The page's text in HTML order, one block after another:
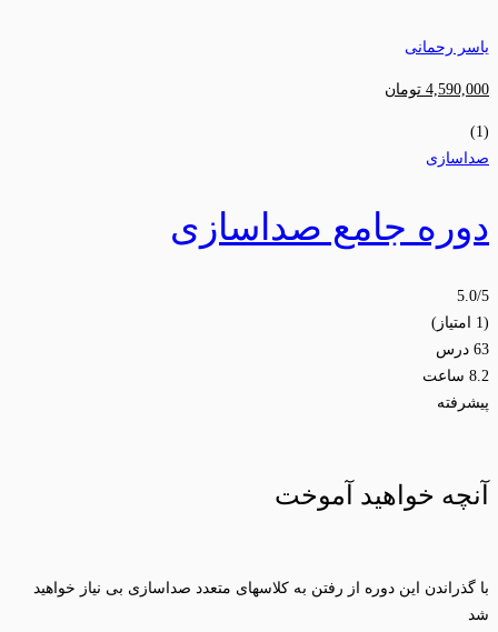
یاسر رحمانی
4,590,000 تومان
(1)
صداسازی
دوره جامع صداسازی
5.0/5
(1 امتیاز)
63 درس
8.2 ساعت
پیشرفته
آنچه خواهید آموخت
با گذراندن این دوره از رفتن به کلاسهای متعدد صداسازی بی نیاز خواهید
شد